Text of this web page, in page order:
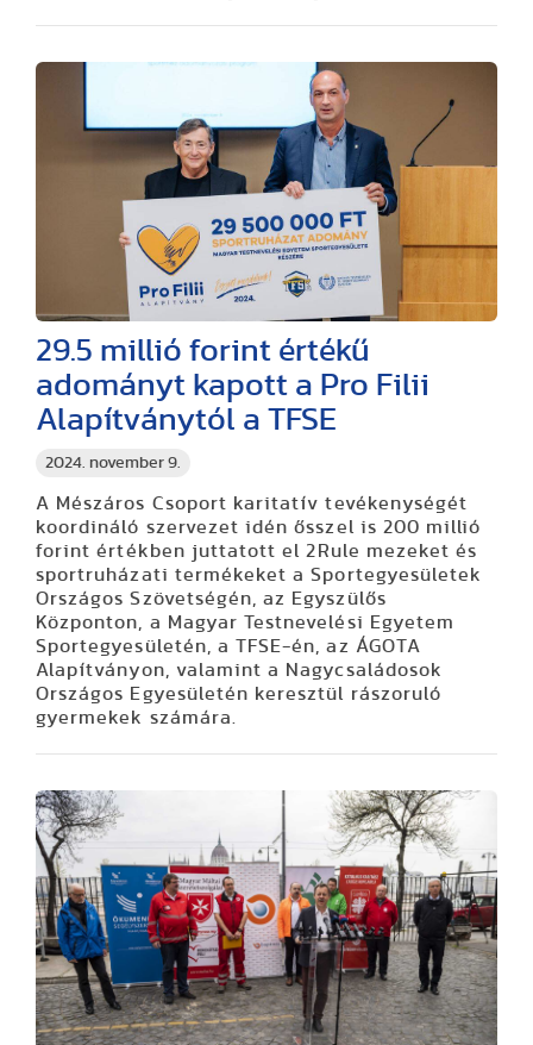
2024. november 9.
29.5 millió forint értékű
adományt kapott a Pro Filii
Alapítványtól a TFSE
A Mészáros Csoport karitatív tevékenységét
koordináló szervezet idén ősszel is 200 millió
forint értékben juttatott el 2Rule mezeket és
sportruházati termékeket a Sportegyesületek
Országos Szövetségén, az Egyszülős
Központon, a Magyar Testnevelési Egyetem
Sportegyesületén, a TFSE-én, az ÁGOTA
Alapítványon, valamint a Nagycsaládosok
Országos Egyesületén keresztül rászoruló
gyermekek számára.